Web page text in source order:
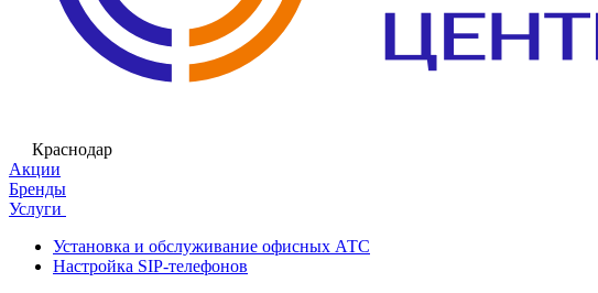
Краснодар
Акции
Бренды
Услуги
Установка и обслуживание офисных АТС
Настройка SIP-телефонов